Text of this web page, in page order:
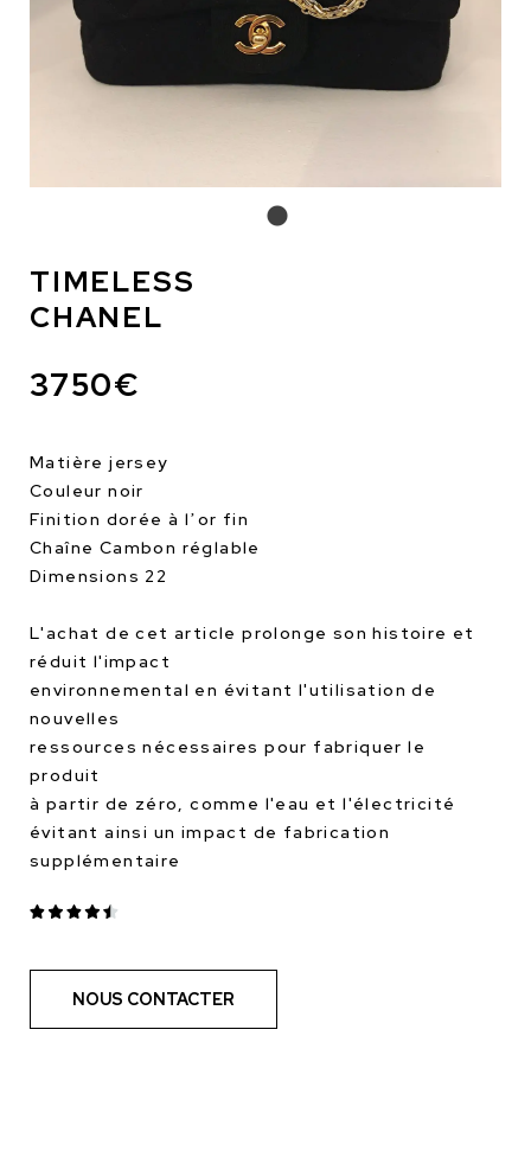
TIMELESS
CHANEL
3750€
Matière jersey
Couleur noir
Finition dorée à l’or fin
Chaîne Cambon réglable
Dimensions 22
L'achat de cet article prolonge son histoire et
réduit l'impact
environnemental en évitant l'utilisation de
nouvelles
ressources nécessaires pour fabriquer le
produit
à partir de zéro, comme l'eau et l'électricité
évitant ainsi un impact de fabrication
supplémentaire
NOUS CONTACTER